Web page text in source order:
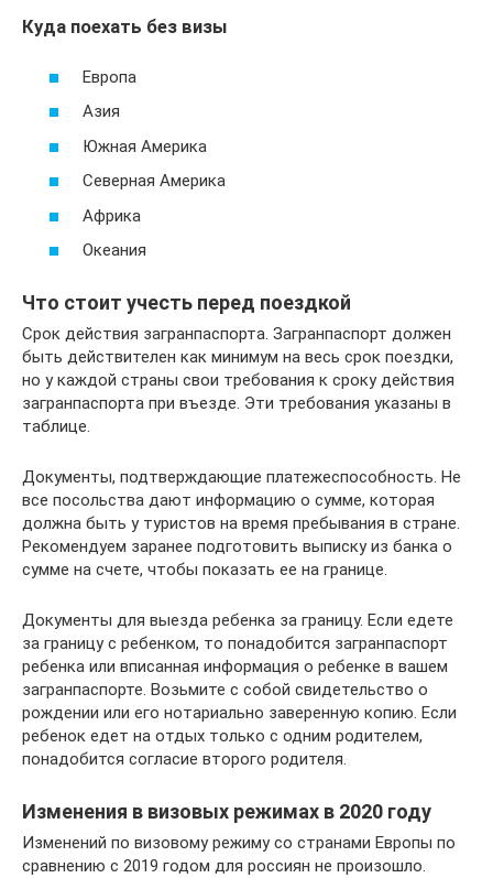
Куда поехать без визы
Европа
Азия
Южная Америка
Северная Америка
Африка
Океания
Что стоит учесть перед поездкой
Срок действия загранпаспорта. Загранпаспорт должен
быть действителен как минимум на весь срок поездки,
но у каждой страны свои требования к сроку действия
загранпаспорта при въезде. Эти требования указаны в
таблице.
Документы, подтверждающие платежеспособность. Не
все посольства дают информацию о сумме, которая
должна быть у туристов на время пребывания в стране.
Рекомендуем заранее подготовить выписку из банка о
сумме на счете, чтобы показать ее на границе.
Документы для выезда ребенка за границу. Если едете
за границу с ребенком, то понадобится загранпаспорт
ребенка или вписанная информация о ребенке в вашем
загранпаспорте. Возьмите с собой свидетельство о
рождении или его нотариально заверенную копию. Если
ребенок едет на отдых только с одним родителем,
понадобится согласие второго родителя.
Изменения в визовых режимах в 2020 году
Изменений по визовому режиму со странами Европы по
сравнению с 2019 годом для россиян не произошло.